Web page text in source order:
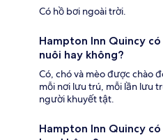
Có hồ bơi ngoài trời.
Hampton Inn Quincy
nuôi hay không?
Có, chó và mèo được chào
mỗi nơi lưu trú, mỗi lần lưu
người khuyết tật.
Hampton Inn Quincy